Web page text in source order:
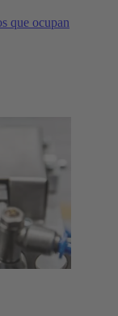
que ocupan